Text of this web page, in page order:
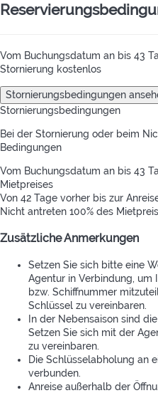
Vom Buchungsdatum an bis 43
Stornierung kostenlos
Stornierungsbedingungen
Stornierungsbedingungen
Bei der Stornierung oder beim
Bedingungen
Vom Buchungsdatum an bis 43
Mietpreises
Von 42 Tage vorher bis zur
Nicht antreten 100% des
Zusätzliche Anmerkungen
Setzen Sie sich bitte eine
Agentur in Verbindung, um
bzw. Schiffnummer
Schlüssel zu vereinbaren.
In der Nebensaison sind
Setzen Sie sich mit der
zu vereinbaren.
Die Schlüsselabholung an
verbunden.
Anreise außerhalb der